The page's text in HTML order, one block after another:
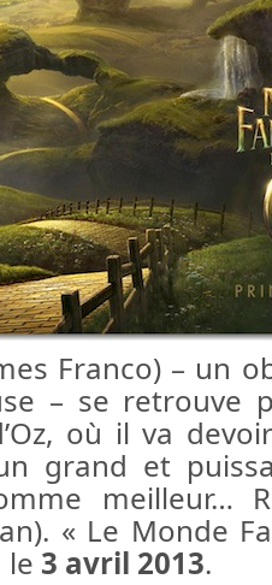
Franco) – un
– se retrouve
où il va
grand et
meilleur…
« Le Monde
le 3 avril 2013.